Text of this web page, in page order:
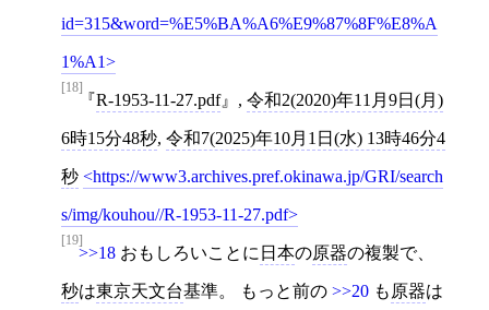
id=315&word=%E5%BA%A6%E9%87%8F%E8%A
1%A1
[18]
R-1953-11-27.pdf , 令和2(2020)年11月9日(月)
6時15分48秒, 令和7(2025)年10月1日(水) 13時46分4
秒 https://www3.archives.pref.okinawa.jp/GRI/search
s/img/kouhou//R-1953-11-27.pdf
[19]
>>18 おもしろいことに 日本の原器の複製で、
秒は東京天文台基準。 もっと前の >>20 も 原器は